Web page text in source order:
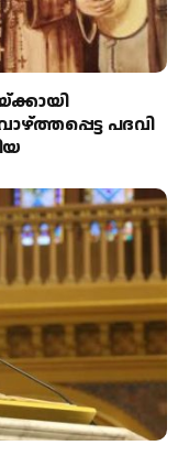
പദവി